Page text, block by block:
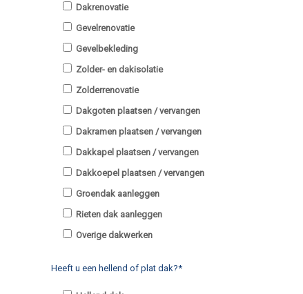
Dakrenovatie
Gevelrenovatie
Gevelbekleding
Zolder- en dakisolatie
Zolderrenovatie
Dakgoten plaatsen / vervangen
Dakramen plaatsen / vervangen
Dakkapel plaatsen / vervangen
Dakkoepel plaatsen / vervangen
Groendak aanleggen
Rieten dak aanleggen
Overige dakwerken
Heeft u een hellend of plat dak?*